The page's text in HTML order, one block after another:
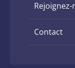
Rejoignez-
Contact